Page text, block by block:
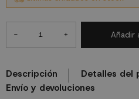
- + Añadir
Descripción
Detalles del
Envío y devoluciones